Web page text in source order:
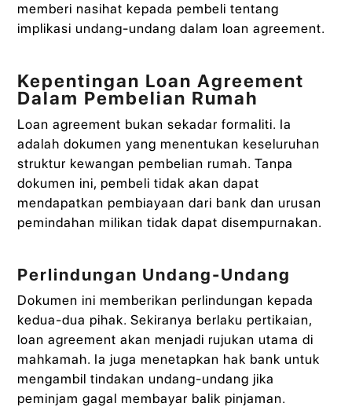
memberi nasihat kepada pembeli tentang
implikasi undang-undang dalam loan agreement.
Kepentingan Loan Agreement
Dalam Pembelian Rumah
Loan agreement bukan sekadar formaliti. Ia
adalah dokumen yang menentukan keseluruhan
struktur kewangan pembelian rumah. Tanpa
dokumen ini, pembeli tidak akan dapat
mendapatkan pembiayaan dari bank dan urusan
pemindahan milikan tidak dapat disempurnakan.
Perlindungan Undang-Undang
Dokumen ini memberikan perlindungan kepada
kedua-dua pihak. Sekiranya berlaku pertikaian,
loan agreement akan menjadi rujukan utama di
mahkamah. Ia juga menetapkan hak bank untuk
mengambil tindakan undang-undang jika
peminjam gagal membayar balik pinjaman.